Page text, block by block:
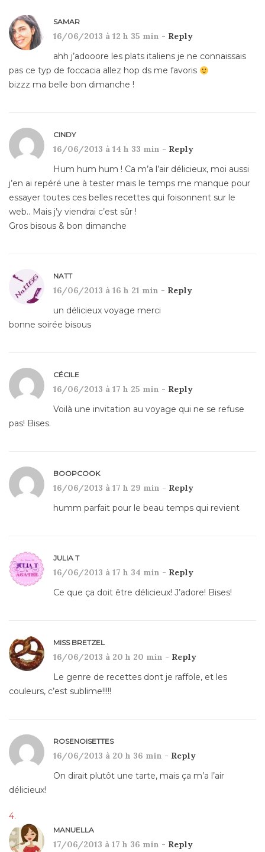
SAMAR
16/06/2013 à 12 h 35 min - Reply
ahh j’adooore les plats italiens je ne connaissais
pas ce typ de foccacia allez hop ds me favoris
bizzz ma belle bon dimanche !
CINDY
16/06/2013 à 14 h 33 min - Reply
Hum hum hum ! Ca m’a l’air délicieux, moi aussi
j’en ai repéré une à tester mais le temps me manque pour
essayer toutes ces belles recettes qui foisonnent sur le
web.. Mais j’y viendrai c’est sûr !
Gros bisous & bon dimanche
NATT
16/06/2013 à 16 h 21 min - Reply
un délicieux voyage merci
bonne soirée bisous
CÉCILE
16/06/2013 à 17 h 25 min - Reply
Voilà une invitation au voyage qui ne se refuse
pas! Bises.
BOOPCOOK
16/06/2013 à 17 h 29 min - Reply
humm parfait pour le beau temps qui revient
JULIA T
16/06/2013 à 17 h 34 min - Reply
Ce que ça doit être délicieux! J’adore! Bises!
MISS BRETZEL
16/06/2013 à 20 h 20 min - Reply
Le genre de recettes dont je raffole, et les
couleurs, c’est sublime!!!!!
ROSENOISETTES
16/06/2013 à 20 h 36 min - Reply
On dirait plutôt une tarte, mais ça m’a l’air
délicieux!
MANUELLA
17/06/2013 à 17 h 36 min - Reply